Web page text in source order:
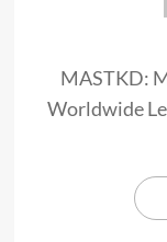
MASTKD:
Worldwide